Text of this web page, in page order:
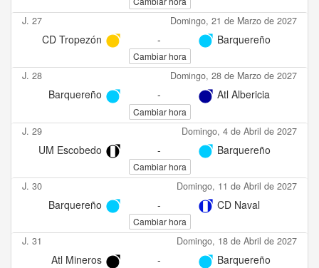
J. 27 Domingo, 21 de Marzo de 2027
CD Tropezón - Barquereño
Cambiar hora
J. 28 Domingo, 28 de Marzo de 2027
Barquereño - Atl Albericia
Cambiar hora
J. 29 Domingo, 4 de Abril de 2027
UM Escobedo - Barquereño
Cambiar hora
J. 30 Domingo, 11 de Abril de 2027
Barquereño - CD Naval
Cambiar hora
J. 31 Domingo, 18 de Abril de 2027
Atl Mineros - Barquereño